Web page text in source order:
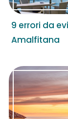
9 errori da
Amalfitana